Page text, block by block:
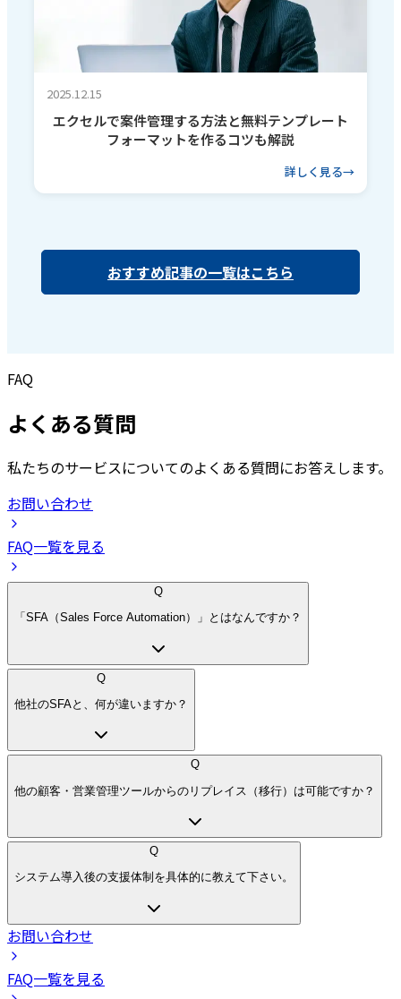
2025.12.15
エクセルで案件管理する方法と無料テンプレート
フォーマットを作るコツも解説
詳しく見る
おすすめ記事の一覧はこちら
FAQ
よくある質問
私たちのサービスについてのよくある質問にお答えします。
お問い合わせ
FAQ一覧を見る
Q
「SFA（Sales Force Automation）」とはなんですか？
Q
他社のSFAと、何が違いますか？
Q
他の顧客・営業管理ツールからのリプレイス（移行）は可能ですか？
Q
システム導入後の支援体制を具体的に教えて下さい。
お問い合わせ
FAQ一覧を見る